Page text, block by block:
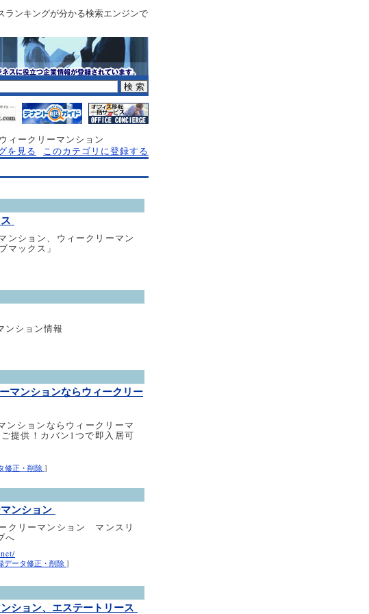
ランキングが分かる検索エンジンで
ィークリーマンション
を見る
このカテゴリに登録する
ンション、ウィークリーマン
マックス」
ンション情報
マンションならウィークリー
ンションならウィークリーマ
提供！カバン1つで即入居可
修正・削除 ]
ンション
クリーマンション マンスリ
へ
データ修正・削除 ]
ション、エステートリース